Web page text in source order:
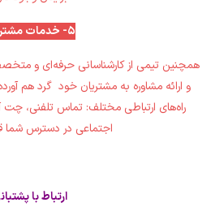
5- خدمات مشتریان
همچنین تیمی از کارشناسانی حرفه‌ای و
و ارائه مشاوره به مشتریان خود گرد هم
راه‌های ارتباطی مختلف: تماس تلفنی، چت
اجتماعی در دسترس شما
ارتباط با